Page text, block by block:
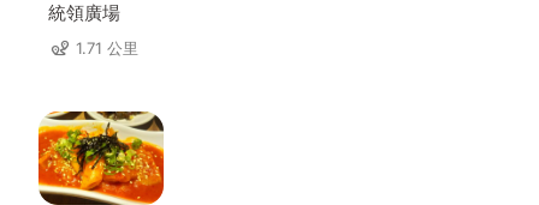
統領廣場
1.71 公里